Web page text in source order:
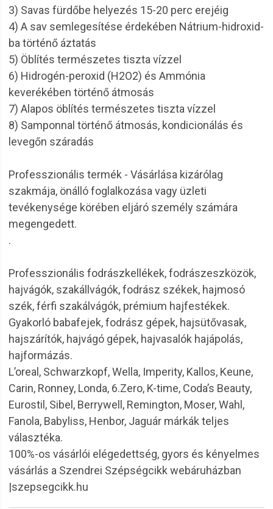
3) Savas fürdőbe helyezés 15-20 perc erejéig
4) A sav semlegesítése érdekében Nátrium-hidroxid-
ba történő áztatás
5) Öblítés természetes tiszta vízzel
6) Hidrogén-peroxid (H2O2) és Ammónia
keverékében történő átmosás
7) Alapos öblítés természetes tiszta vízzel
8) Samponnal történő átmosás, kondicionálás és
levegőn száradás
Professzionális termék - Vásárlása kizárólag
szakmája, önálló foglalkozása vagy üzleti
tevékenysége körében eljáró személy számára
megengedett.
.
Professzionális fodrászkellékek, fodrászeszközök,
hajvágók, szakállvágók, fodrász székek, hajmosó
szék, férfi szakálvágók, prémium hajfestékek.
Gyakorló babafejek, fodrász gépek, hajsütővasak,
hajszárítók, hajvágó gépek, hajvasalók hajápolás,
hajformázás.
L’oreal, Schwarzkopf, Wella, Imperity, Kallos, Keune,
Carin, Ronney, Londa, 6.Zero, K-time, Coda’s Beauty,
Eurostil, Sibel, Berrywell, Remington, Moser, Wahl,
Fanola, Babyliss, Henbor, Jaguár márkák teljes
választéka.
100%-os vásárlói elégedettség, gyors és kényelmes
vásárlás a Szendrei Szépségcikk webáruházban
|szepsegcikk.hu